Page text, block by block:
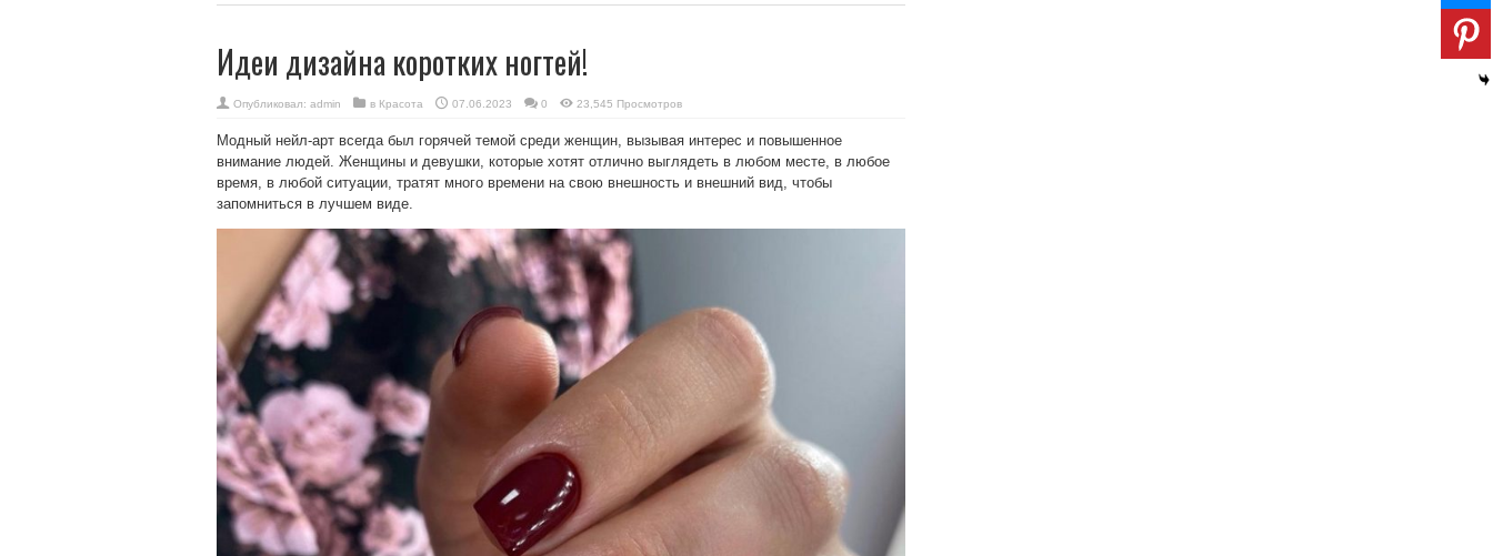
Идеи дизайна коротких ногтей!
Опубликовал: admin в Красота 07.06.2023 0 23,545 Просмотров
Модный нейл-арт всегда был горячей темой среди женщин, вызывая интерес и повышенное
внимание людей. Женщины и девушки, которые хотят отлично выглядеть в любом месте, в любое
время, в любой ситуации, тратят много времени на свою внешность и внешний вид, чтобы
запомниться в лучшем виде.